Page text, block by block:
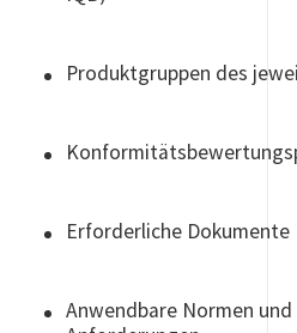
Produktgruppen des
Erforderliche Dokumente
Anwendbare Normen